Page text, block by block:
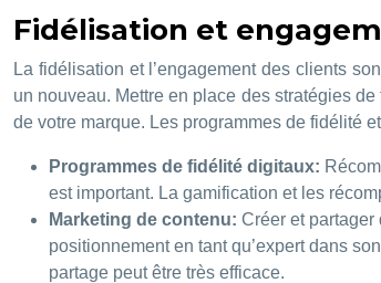
Fidélisation et
La fidélisation et l’engagement des clients
un nouveau. Mettre en place des stratégies
de votre marque. Les programmes de fidélité
Programmes de fidélité digitaux:
est important. La gamification et les
Marketing de contenu: Créer et partager
positionnement en tant qu’expert dans
partage peut être très efficace.